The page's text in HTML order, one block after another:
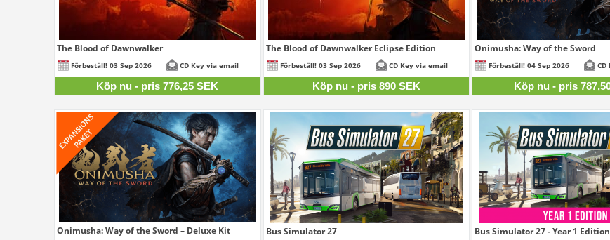
The Blood of Dawnwalker
776,25 SEK
Förbeställ! 03 Sep 2026 CD Key via email
Köp nu - pris 776,25 SEK
The Blood of Dawnwalker Eclipse Edition
890 SEK
Förbeställ! 03 Sep 2026 CD Key via email
Köp nu - pris 890 SEK
Onimusha: Way of the Sword
Förbeställ! 04 Sep 2026
Köp nu - pris
Onimusha: Way of the Sword – Deluxe Kit Bus Simulator 27 Bus Simulator 27 - Year 1 Edition